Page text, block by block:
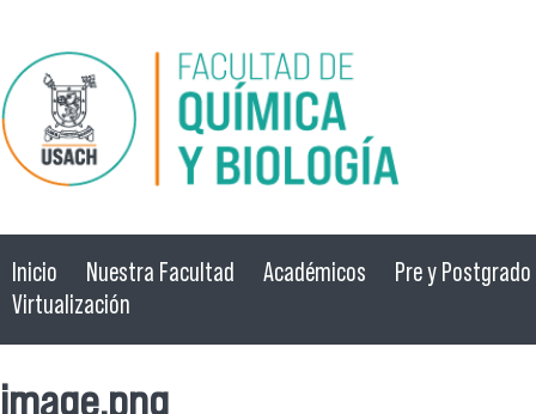
Pasar al contenido principal
Inicio Nuestra Facultad Académicos
Pre y Postgrado
Virtualización
image.png